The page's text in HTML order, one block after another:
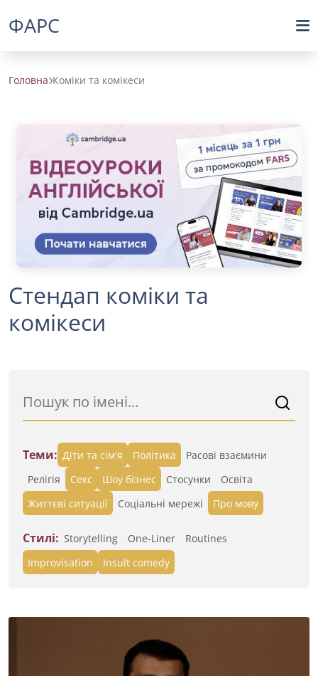
ФАРС
Головна Коміки та комікеси
Стендап коміки та
комікеси
Теми: Діти та сім'я Політика
Расові взаємини
Релігія
Секс Шоу бізнес Стосунки
Освіта
Життєві ситуації
Cоціальні мережі Про мову
Стилі: Storytelling One-Liner
Routines
Improvisation
Insult comedy